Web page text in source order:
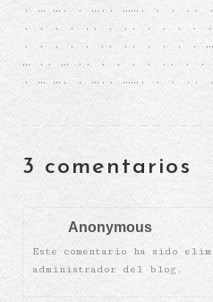
. … …. . ….. ……. . . ..
. . . . .. . .. . . . .
. . . . . .. .. . . . .
… .. … .. . . . . .. .
. … …. . ….. ……. . . ..
3 comentarios
Anonymous
Este comentario ha sido
administrador del blog.